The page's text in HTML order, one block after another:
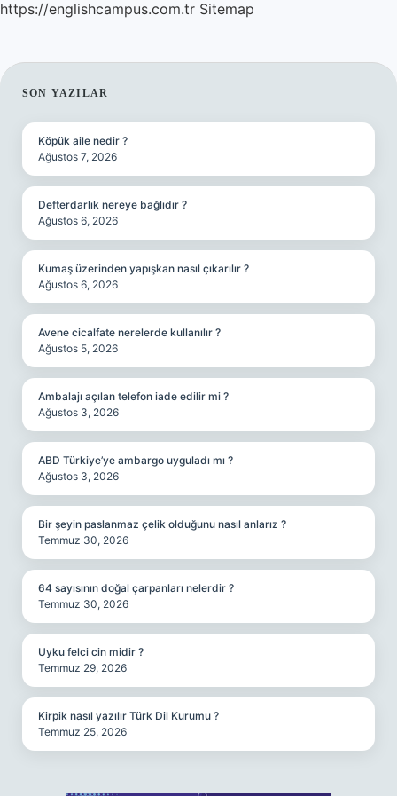
https://englishcampus.com.tr Sitemap
SIDEBAR
SON YAZILAR
Köpük aile nedir ?
Ağustos 7, 2026
Defterdarlık nereye bağlıdır ?
Ağustos 6, 2026
Kumaş üzerinden yapışkan nasıl çıkarılır ?
Ağustos 6, 2026
Avene cicalfate nerelerde kullanılır ?
Ağustos 5, 2026
Ambalajı açılan telefon iade edilir mi ?
Ağustos 3, 2026
ABD Türkiye’ye ambargo uyguladı mı ?
Ağustos 3, 2026
Bir şeyin paslanmaz çelik olduğunu nasıl anlarız ?
Temmuz 30, 2026
64 sayısının doğal çarpanları nelerdir ?
Temmuz 30, 2026
Uyku felci cin midir ?
Temmuz 29, 2026
Kirpik nasıl yazılır Türk Dil Kurumu ?
Temmuz 25, 2026